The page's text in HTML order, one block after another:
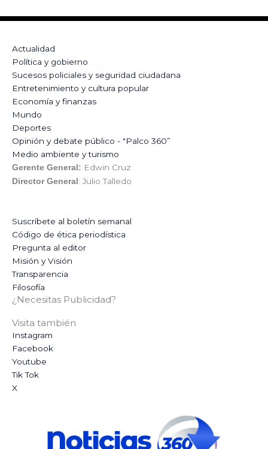
Actualidad
Política y gobierno
Sucesos policiales y seguridad ciudadana
Entretenimiento y cultura popular
Economía y finanzas
Mundo
Deportes
Opinión y debate público - "Palco 360”
Medio ambiente y turismo
Gerente General: Edwin Cruz
Director General: Julio Talledo
Suscríbete al boletín semanal
Código de ética periodística
Pregunta al editor
Misión y Visión
Transparencia
Filosofía
¿Necesitas Publicidad?
Visita también
Instagram
Facebook
Youtube
Tik Tok
X